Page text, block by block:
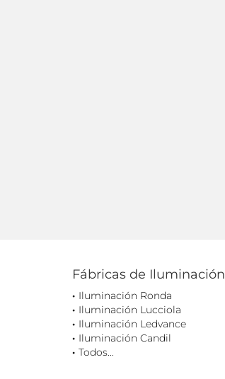
Fábricas de Iluminación
Iluminación Ronda
Iluminación Lucciola
Iluminación Ledvance
Iluminación Candil
Todos...